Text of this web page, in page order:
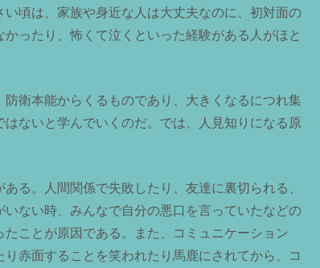
頃は、家族や身近な人は大丈夫なのに、初対面の
ったり、怖くて泣くといった経験がある人がほと
衛本能からくるものであり、大きくなるにつれ集
ないと学んでいくのだ。では、人見知りになる原
る。人間関係で失敗したり、友達に裏切られる、
ない時、みんなで自分の悪口を言っていたなどの
ことが原因である。また、コミュニケーション
赤面することを笑われたり馬鹿にされてから、コ